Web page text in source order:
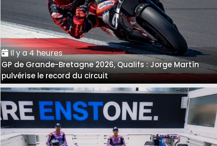
Il y a 4 heures
GP de Grande-Bretagne 2026, Qualifs : Jorge Martín
pulvérise le record du circuit